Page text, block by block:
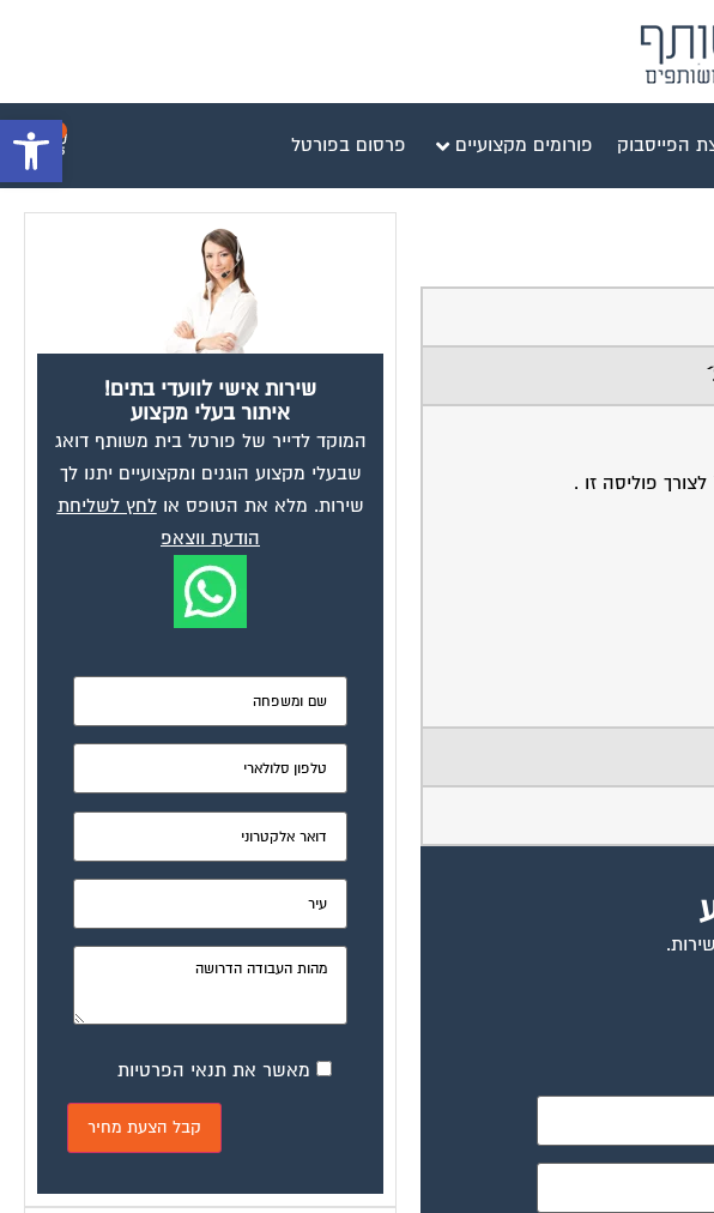
פתח הפייסבוק פורומים מקצועיים פרסום בפורטל
פוליסה זו .
שירות אישי לוועדי בתים!
איתור בעלי מקצוע
המוקד לדייר של פורטל בית משותף דואג
שבעלי מקצוע הוגנים ומקצועיים יתנו לך
שירות. מלא את הטופס אולחץ לשליחת
הודעת ווצאפ
מאשר את תנאי הפרטיות